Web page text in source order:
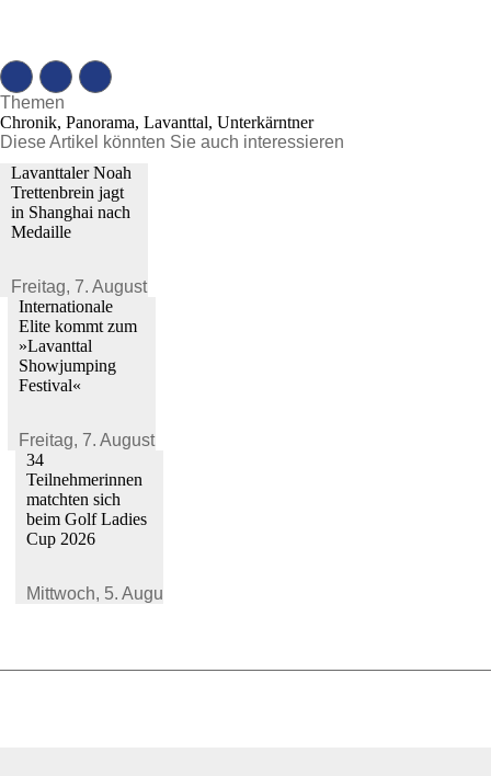
Themen
Chronik, Panorama, Lavanttal, Unterkärntner
Diese Artikel könnten Sie auch interessieren
Lavanttaler Noah
Trettenbrein jagt
in Shanghai nach
Medaille
Freitag, 7. August 2026
Internationale
Elite kommt zum
»Lavanttal
Showjumping
Festival«
Freitag, 7. August 2026
34
Teilnehmerinnen
matchten sich
beim Golf Ladies
Cup 2026
Mittwoch, 5. August 2026